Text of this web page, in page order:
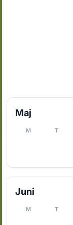
Maj
M T
Juni
M T